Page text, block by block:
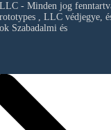
- Minden jog
, LLCvédjegye,
Szabadalmi és